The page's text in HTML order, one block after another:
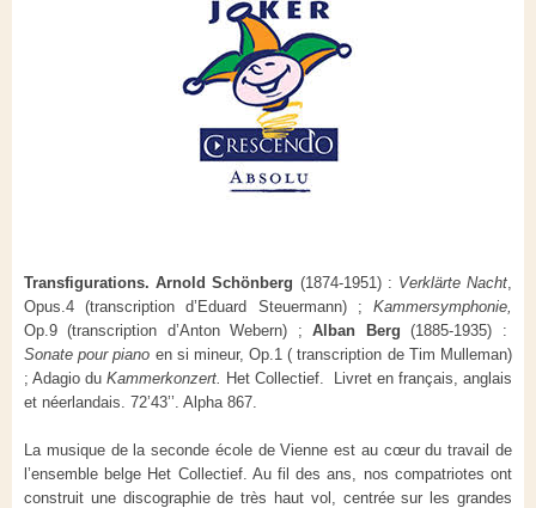
Transfigurations. Arnold Schönberg (1874-1951) : Verklärte Nacht
Opus.4 (transcription d’Eduard Steuermann) ; Kammersymphonie,
Op.9 (transcription d’Anton Webern) ;Alban Berg (1885-1935) :
Sonate pour piano en si mineur, Op.1 ( transcription de Tim Mulleman)
; Adagio du Kammerkonzert. Het Collectief.
Livret en français, anglais
et néerlandais. 72’43’’. Alpha 867.
La musique de la seconde école de Vienne est au cœur du travail de
l’ensemble belge Het Collectief. Au fil des ans, nos compatriotes ont
construit une discographie de très haut vol, centrée sur les grandes